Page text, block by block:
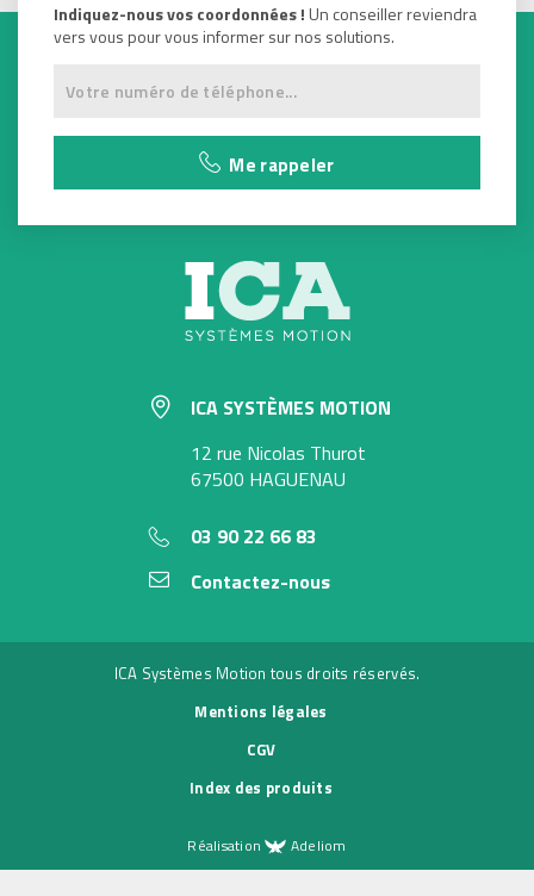
Indiquez-nous vos coordonnées ! Un conseiller reviendra
vers vous pour vous informer sur nos solutions.
Me rappeler
ICA SYSTÈMES MOTION
12 rue Nicolas Thurot
67500 HAGUENAU
03 90 22 66 83
Contactez-nous
ICA Systèmes Motion tous droits réservés.
Mentions légales
CGV
Index des produits
Réalisation Adeliom